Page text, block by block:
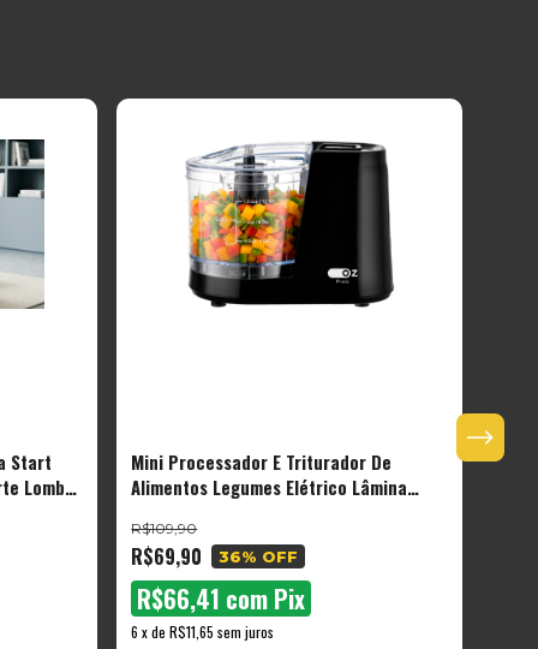
Start
Lombar
Mini Processador E Triturador De
Alimentos Legumes Elétrico Lâmina
R$69,90
R$109,90
36% OFF
6 xdeR$11,65 sem juros
R$66,41 com Pix